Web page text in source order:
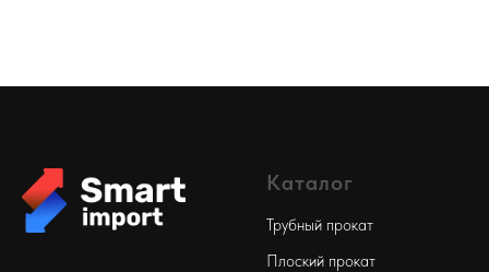
Каталог
Трубный прокат
Плоский прокат